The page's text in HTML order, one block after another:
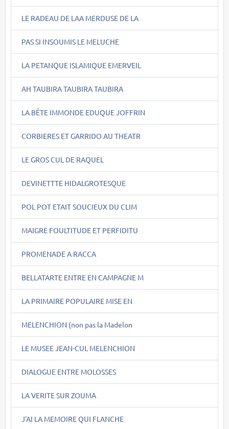
LE RADEAU DE LAA MERDUSE DE LA
PAS SI INSOUMIS LE MELUCHE
LA PETANQUE ISLAMIQUE EMERVEIL
AH TAUBIRA TAUBIRA TAUBIRA
LA BÊTE IMMONDE EDUQUE JOFFRIN
CORBIERES ET GARRIDO AU THEATR
LE GROS CUL DE RAQUEL
DEVINETTTE HIDALGROTESQUE
POL POT ETAIT SOUCIEUX DU CLIM
MAIGRE FOULTITUDE ET PERFIDITU
PROMENADE A RACCA
BELLATARTE ENTRE EN CAMPAGNE M
LA PRIMAIRE POPULAIRE MISE EN
MELENCHION (non pas la Madelon
LE MUSEE JEAN-CUL MELENCHION
DIALOGUE ENTRE MOLOSSES
LA VERITE SUR ZOUMA
J'AI LA MEMOIRE QUI FLANCHE